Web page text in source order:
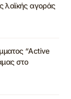
λαϊκής αγοράς
“Active
στο